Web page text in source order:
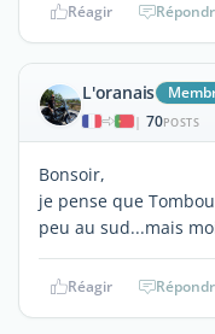
Réagir
L'oranais
| 70POSTS
Bonsoir,
je pense que
peu au sud...mais
Réagir